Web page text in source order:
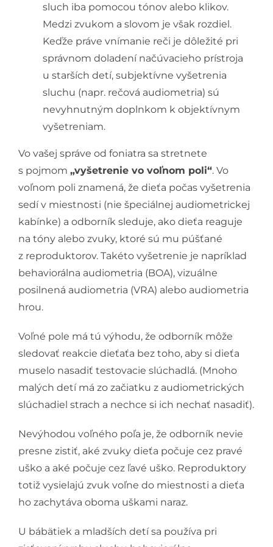
sluch iba pomocou tónov alebo klikov.
Medzi zvukom a slovom je však rozdiel.
Keďže práve vnímanie reči je dôležité pri
správnom doladení načúvacieho prístroja
u starších detí, subjektívne vyšetrenia
sluchu (napr. rečová audiometria) sú
nevyhnutným doplnkom k objektívnym
vyšetreniam.
Vo vašej správe od foniatra sa stretnete
s pojmom „vyšetrenie vo voľnom poli“. Vo
voľnom poli znamená, že dieťa počas vyšetrenia
sedí v miestnosti (nie špeciálnej audiometrickej
kabínke) a odborník sleduje, ako dieťa reaguje
na tóny alebo zvuky, ktoré sú mu púšťané
z reproduktorov. Takéto vyšetrenie je napríklad
behaviorálna audiometria (BOA), vizuálne
posilnená audiometria (VRA) alebo audiometria
hrou.
Voľné pole má tú výhodu, že odborník môže
sledovať reakcie dieťaťa bez toho, aby si dieťa
muselo nasadiť testovacie slúchadlá. (Mnoho
malých detí má zo začiatku z audiometrických
slúchadiel strach a nechce si ich nechať nasadiť).
Nevýhodou voľného poľa je, že odborník nevie
presne zistiť, aké zvuky dieťa počuje cez pravé
uško a aké počuje cez ľavé uško. Reproduktory
totiž vysielajú zvuk voľne do miestnosti a dieťa
ho zachytáva oboma uškami naraz.
U bábätiek a mladších detí sa používa pri